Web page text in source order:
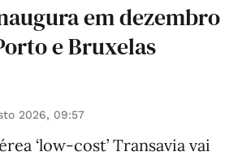
em dezembro
e Bruxelas
2026, 09:57
‘low-cost’ Transavia vai